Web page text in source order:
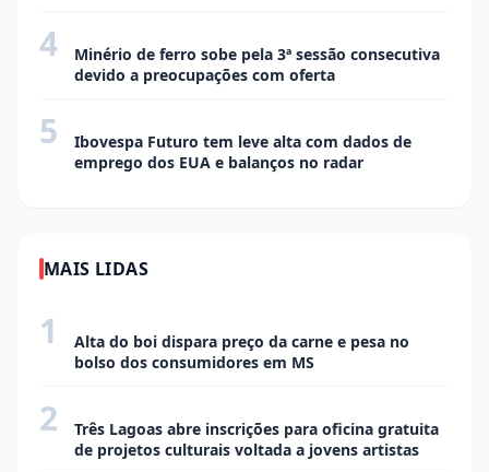
4
Minério de ferro sobe pela 3ª sessão consecutiva
devido a preocupações com oferta
5
Ibovespa Futuro tem leve alta com dados de
emprego dos EUA e balanços no radar
MAIS LIDAS
1
Alta do boi dispara preço da carne e pesa no
bolso dos consumidores em MS
2
Três Lagoas abre inscrições para oficina gratuita
de projetos culturais voltada a jovens artistas